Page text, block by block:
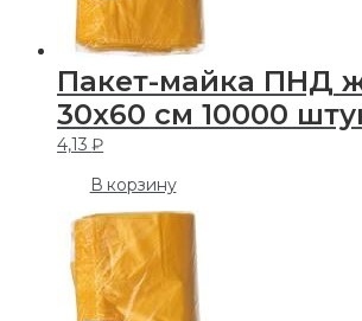
Пакет-майка ПНД
30х60 см 10000
4,13₽
В корзину